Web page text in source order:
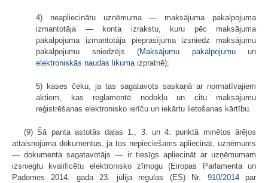
4) neapliecinātu uzņēmuma — maksājuma pakalpojuma
izmantotāja — konta izrakstu, kuru pēc maksājuma
pakalpojuma izmantotāja pieprasījuma izsniedz maksājumu
pakalpojumu sniedzējs (Maksājumu pakalpojumu un
elektroniskās naudas likumaizpratnē);
5) kases čeku, ja tas sagatavots saskaņā ar normatīvajiem
aktiem, kas reglamentē nodokļu un citu maksājumu
reģistrēšanas elektronisko ierīču un iekārtu lietošanas kārtību.
(9) Šā panta astotās daļas 1., 3. un 4. punktā minētos ārējos
attaisnojuma dokumentus, ja tos nepieciešams apliecināt, uzņēmums
— dokumenta sagatavotājs — ir tiesīgs apliecināt ar uzņēmumam
izsniegtu kvalificētu elektronisko zīmogu (Eiropas Parlamenta un
Padomes 2014. gada 23. jūlija regulas (ES) Nr. 910/2014par